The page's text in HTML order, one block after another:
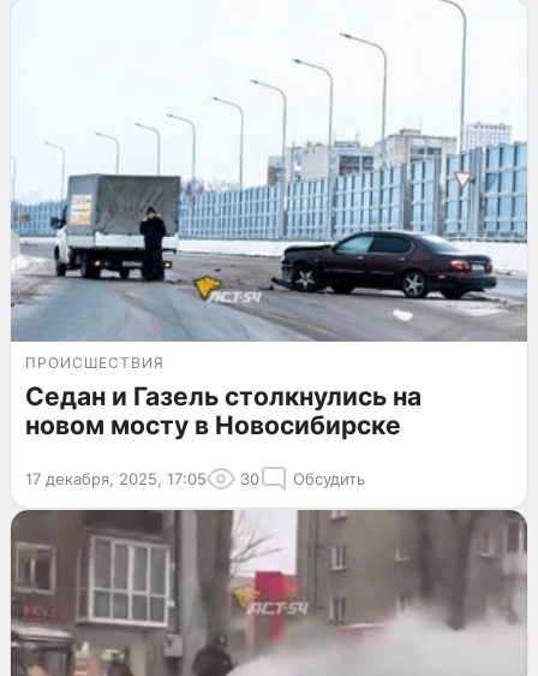
ПРОИСШЕСТВИЯ
Седан и Газель столкнулись на
новом мосту в Новосибирске
17 декабря, 2025, 17:05 30 Обсудить